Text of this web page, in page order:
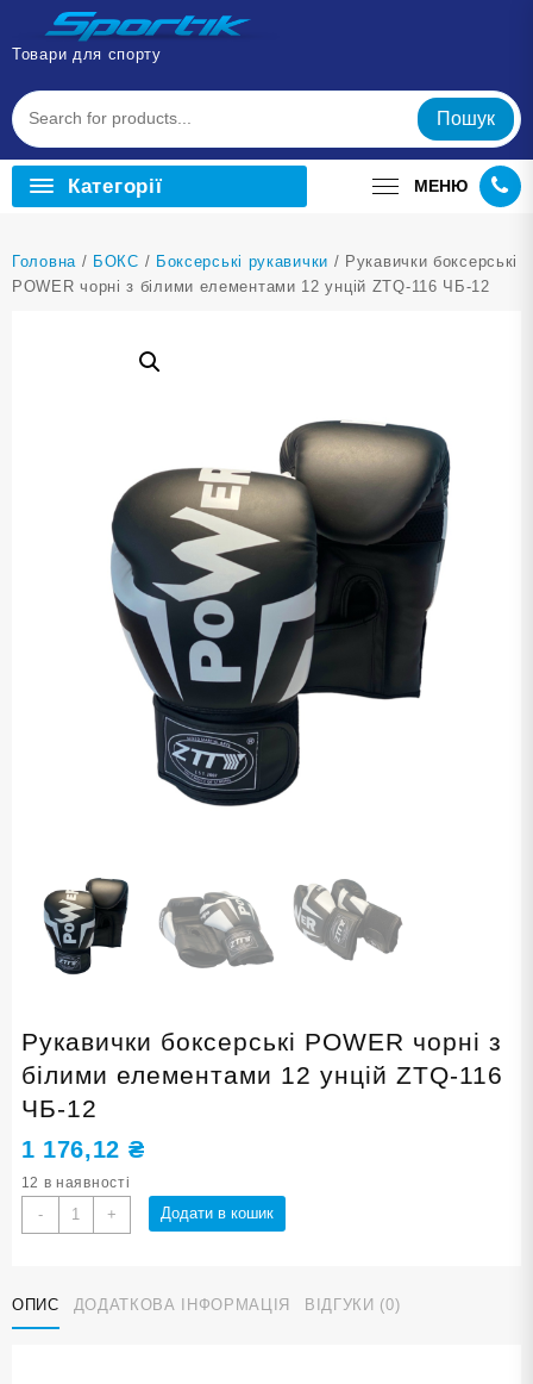
Перейти
вмісту
Товари для спорту
Пошук
Категорії МЕНЮ
Головна / БОКС / Боксерські рукавички / Рукавички боксерські
POWER чорні з білими елементами 12 унцій ZTQ-116 ЧБ-12
Рукавички боксерські POWER чорні з
білими елементами 12 унцій ZTQ-116
ЧБ-12
1 176,12 ₴
12 в наявності
-
Рукавички
боксерські
з
білими
+ Додати в кошик
ОПИС ДОДАТКОВА ІНФОРМАЦІЯ ВІДГУКИ (0)